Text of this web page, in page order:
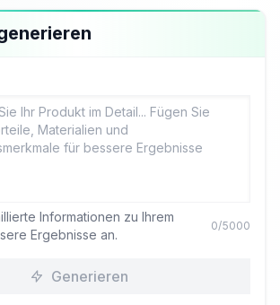
Informationen zu Ihrem
Ergebnisse an.
0/5000
Generieren